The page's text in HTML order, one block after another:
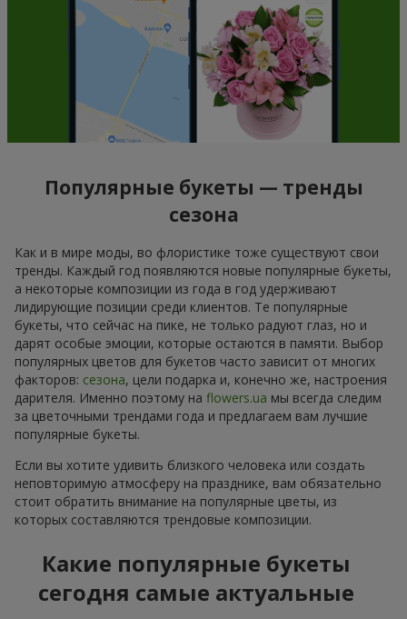
Популярные букеты — тренды
сезона
Как и в мире моды, во флористике тоже существуют свои
тренды. Каждый год появляются новые популярные букеты,
а некоторые композиции из года в год удерживают
лидирующие позиции среди клиентов. Те популярные
букеты, что сейчас на пике, не только радуют глаз, но и
дарят особые эмоции, которые остаются в памяти. Выбор
популярных цветов для букетов часто зависит от многих
факторов: сезона, цели подарка и, конечно же, настроения
дарителя. Именно поэтому на flowers.ua мы всегда следим
за цветочными трендами года и предлагаем вам лучшие
популярные букеты.
Если вы хотите удивить близкого человека или создать
неповторимую атмосферу на празднике, вам обязательно
стоит обратить внимание на популярные цветы, из
которых составляются трендовые композиции.
Какие популярные букеты
сегодня самые актуальные